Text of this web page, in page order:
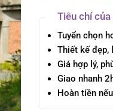
Tiêu chí
Tuyển chọn
Thiết kế đẹp,
Giá hợp lý,
Giao nhanh
Hoàn tiền